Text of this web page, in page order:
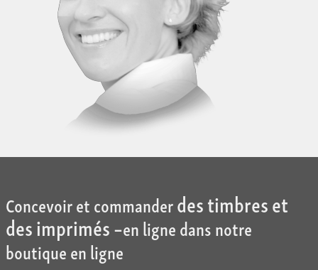
Concevoir et commanderdes timbres et
des imprimés –en ligne dans notre
boutique en ligne